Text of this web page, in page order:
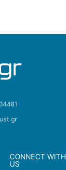
CONNECT WITH
US